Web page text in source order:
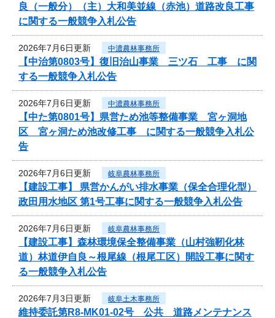
良（一般分）（主）大和美並線（赤池）道路改良工事
に関する一般競争入札公告
2026年7月6日更新 中濃農林事務所
【中治第0803号】復旧治山事業 三ツ石 工事 に関
する一般競争入札公告
2026年7月6日更新 中濃農林事務所
【中た第0801号】県営ため池等整備事業 宮ヶ洞地
区 宮ヶ洞ため池改修工事 に関する一般競争入札公
告
2026年7月6日更新 岐阜農林事務所
【建設工事】 県営かんがい排水事業（保全合理化型）
政田用水地区 第1号工事に関する一般競争入札公告
2026年7月6日更新 岐阜農林事務所
【建設工事】森林環境保全整備事業（山村強靭化林
道）林道伊自良～根尾線（根尾工区）開設工事に関す
る一般競争入札公告
2026年7月3日更新 岐阜土木事務所
維持委託第R8-MK01-02号 公共 道路メンテナンス